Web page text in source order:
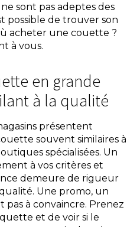
sont pas adeptes des
possible de trouver son
acheter une couette ?
à vous.
en grande
à la qualité
présentent
souvent similaires à
spécialisées. Un
à vos critères et
demeure de rigueur
Une promo, un
à convaincre. Prenez
et de voir si le